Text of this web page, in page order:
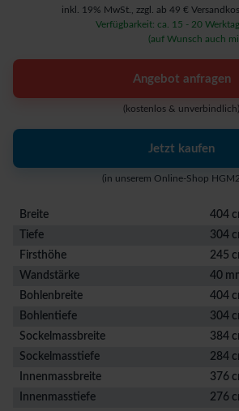
inkl. 19% MwSt., zzgl. ab 49 €
Verfügbarkeit: ca. 15 - 20
(auf Wunsch auch
Angebot anfragen
(kostenlos & unverbindlich)
Jetzt kaufen
(in unserem Online-Shop
Breite
404
Tiefe
304
Firsthöhe
245
Wandstärke
40
Bohlenbreite
404
Bohlentiefe
304
Sockelmassbreite
384
Sockelmasstiefe
284
Innenmassbreite
376
Innenmasstiefe
276